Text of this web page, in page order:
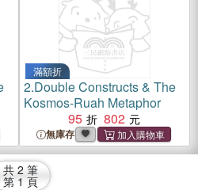
滿額折
2.Double Constructs & The
Kosmos-Ruah Metaphor
95
802
無庫存
共 2 筆
第 1 頁